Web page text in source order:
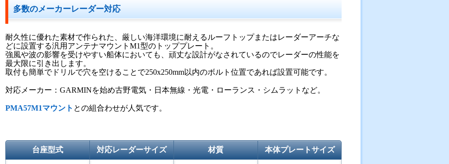
多数のメーカーレーダー対応
耐久性に優れた素材で作られた、厳しい海洋環境に耐えるルーフトップまたはレーダーアーチな
どに設置する汎用アンテナマウントM1型のトッププレート。
強風や波の影響を受けやすい船体においても、頑丈な設計がなされているのでレーダーの性能を
最大限に引き出します。
取付も簡単でドリルで穴を空けることで250x250mm以内のボルト位置であれば設置可能です。
対応メーカー：GARMINを始め古野電気・日本無線・光電・ローランス・シムラットなど。
PMA57M1マウント との組合わせが人気です。
台座型式 対応レーダーサイズ 材質 本体プレートサイズ